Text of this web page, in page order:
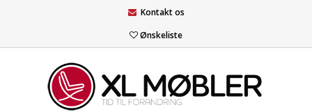
Kontakt os
Ønskeliste